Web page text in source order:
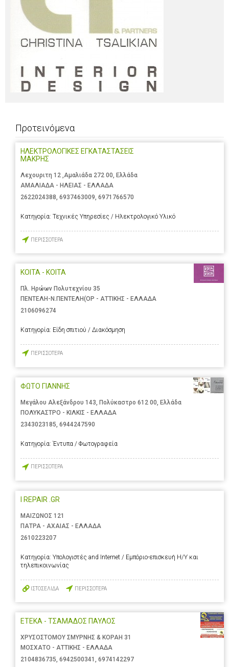
Προτεινόμενα
ΗΛΕΚΤΡΟΛΟΓΙΚΕΣ ΕΓΚΑΤΑΣΤΑΣΕΙΣ
ΜΑΚΡΗΣ
Λεχουριτη 12 ,Αμαλιάδα 272 00, Ελλάδα
ΑΜΑΛΙΑΔΑ - ΗΛΕΙΑΣ - ΕΛΛΑΔΑ
2622024388, 6937463009, 6971766570
Κατηγορία: Τεχνικές Υπηρεσίες / Ηλεκτρολογικό Υλικό
ΠΕΡΙΣΣΟΤΕΡΑ
ΚΟΙΤΑ - ΚΟΙΤΑ
Πλ. Ηρώων Πολυτεχνίου 35
ΠΕΝΤΕΛΗ-Ν.ΠΕΝΤΕΛΗ(ΟΡ - ΑΤΤΙΚΗΣ - ΕΛΛΑΔΑ
2106096274
Κατηγορία: Είδη σπιτιού / Διακόσμηση
ΠΕΡΙΣΣΟΤΕΡΑ
ΦΩΤΟ ΓΙΑΝΝΗΣ
Μεγάλου Αλεξάνδρου 143, Πολύκαστρο 612 00, Ελλάδα
ΠΟΛΥΚΑΣΤΡΟ - ΚΙΛΚΙΣ - ΕΛΛΑΔΑ
2343023185 6944247590
Κατηγορία: Έντυπα / Φωτογραφεία
ΠΕΡΙΣΣΟΤΕΡΑ
I REPAIR .GR
ΜΑΙΖΩΝΟΣ 121
ΠΑΤΡΑ - ΑΧΑΙΑΣ - ΕΛΛΑΔΑ
2610223207
Κατηγορία: Υπολογιστές and Internet / Εμπόριο-επισκευή Η/Υ και
τηλεπικοινωνίας
ΙΣΤΟΣΕΛΙΔΑ ΠΕΡΙΣΣΟΤΕΡΑ
ΕΤΕΚΑ - ΤΣΑΜΑΔΟΣ ΠΑΥΛΟΣ
ΧΡΥΣΟΣΤΟΜΟΥ ΣΜΥΡΝΗΣ & ΚΟΡΑΗ 31
ΜΟΣΧΑΤΟ - ΑΤΤΙΚΗΣ - ΕΛΛΑΔΑ
2104836735, 6942500341 , 6974142297